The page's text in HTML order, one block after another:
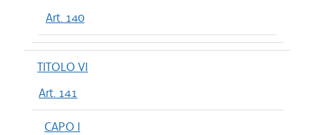
Art. 140
TITOLO VI
Art. 141
CAPO I